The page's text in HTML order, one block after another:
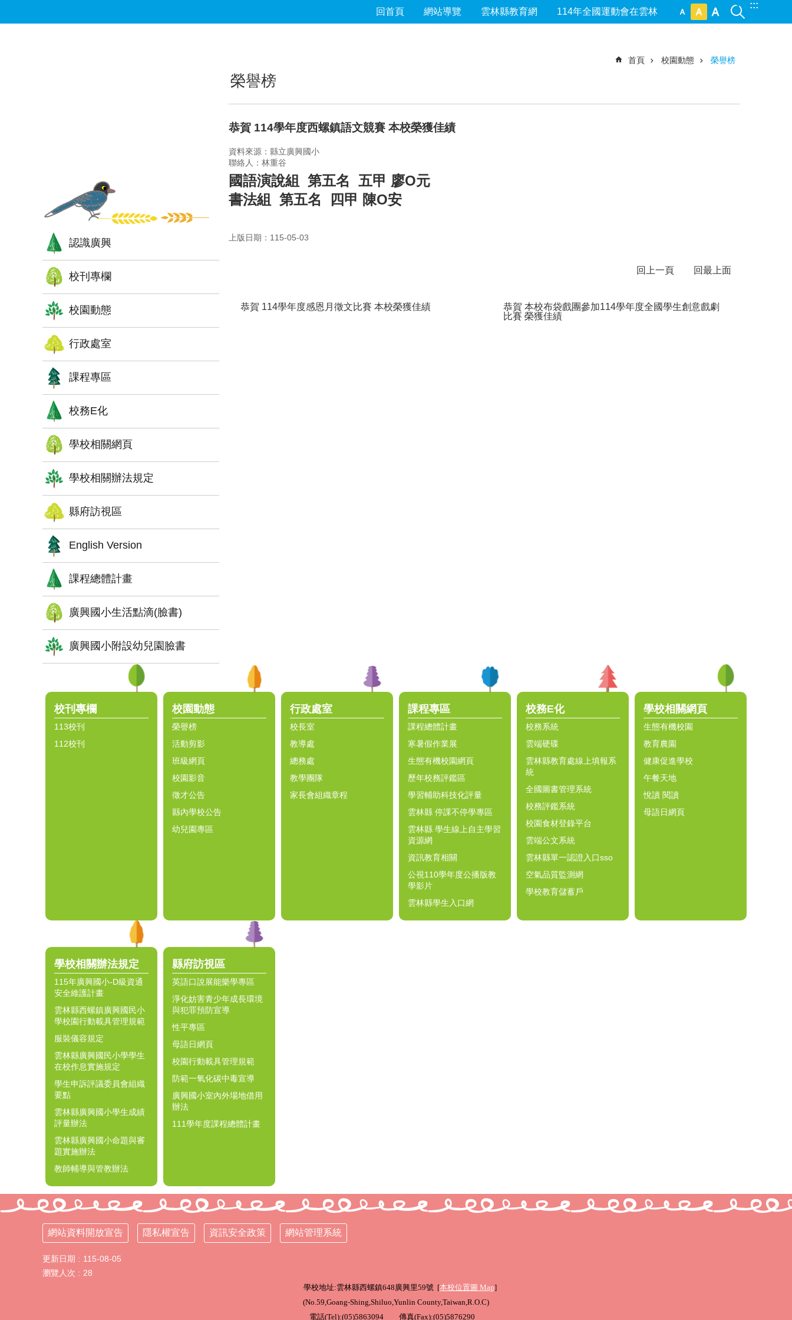
:::
回首頁 網站導覽 雲林縣教育網 114年全國運動會在雲林
認識廣興
校刊專欄
校園動態
行政處室
課程專區
校務E化
學校相關網頁
學校相關辦法規定
縣府訪視區
English Version
課程總體計畫
廣興國小生活點滴(臉書)
廣興國小附設幼兒園臉書
首頁 校園動態 榮譽榜
榮譽榜
恭賀 114學年度西螺鎮語文競賽 本校榮獲佳績
資料來源：縣立廣興國小
聯絡人：林重谷
國語演說組 第五名 五甲 廖O元
書法組 第五名 四甲 陳O安
上版日期：115-05-03
回上一頁 回最上面
恭賀 114學年度感恩月徵文比賽 本校榮獲佳績
恭賀 本校布袋戲團參加114學年度全國學生創意戲劇
比賽 榮獲佳績
校刊專欄
113校刊
112校刊
校園動態
榮譽榜
活動剪影
班級網頁
校園影音
徵才公告
縣內學校公告
幼兒園專區
行政處室
校長室
教導處
總務處
教學團隊
家長會組織章程
課程專區
課程總體計畫
寒暑假作業展
生態有機校園網頁
歷年校務評鑑區
學習輔助科技化評量
雲林縣 停課不停學專區
雲林縣 學生線上自主學習
資源網
資訊教育相關
公視110學年度公播版教
學影片
雲林縣學生入口網
校務E化
校務系統
雲端硬碟
雲林縣教育處線上填報系
統
全國圖書管理系統
校務評鑑系統
校園食材登錄平台
雲端公文系統
雲林縣單一認證入口sso
空氣品質監測網
學校教育儲蓄戶
學校相關網頁
生態有機校園
教育農園
健康促進學校
午餐天地
悅讀 閱讀
母語日網頁
學校相關辦法規定
115年廣興國小-D級資通
安全維護計畫
雲林縣西螺鎮廣興國民小
學校園行動載具管理規範
服裝儀容規定
雲林縣廣興國民小學學生
在校作息實施規定
學生申訴評議委員會組織
要點
雲林縣廣興國小學生成績
評量辦法
雲林縣廣興國小命題與審
題實施辦法
教師輔導與管教辦法
縣府訪視區
英語口說展能樂學專區
淨化妨害青少年成長環境
與犯罪預防宣導
性平專區
母語日網頁
校園行動載具管理規範
防範一氧化碳中毒宣導
廣興國小室內外場地借用
辦法
111學年度課程總體計畫
網站資料開放宣告 隱私權宣告 資訊安全政策 網站管理系統
更新日期
115-08-05
瀏覽人次
28
學校地址:雲林縣西螺鎮648廣興里59號 [本校位置圖 Map]
(No.59,Goang-Shing,Shiluo,Yunlin County,Taiwan,R.O.C)
電話(Tel):(05)5863094 傳真(Fax):(05)5876290